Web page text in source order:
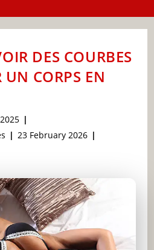
DES COURBES
CORPS EN
Post
23 February 2026